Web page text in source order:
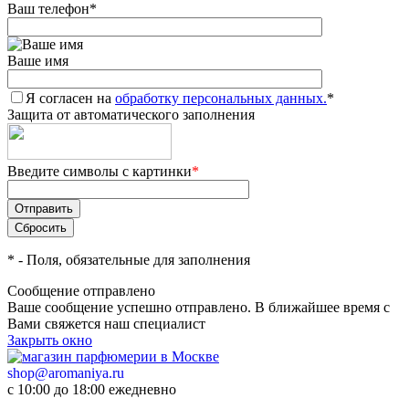
Ваш телефон*
Ваше имя
Я согласен на обработку персональных данных.*
Защита от автоматического заполнения
Введите символы с картинки*
* - Поля, обязательные для заполнения
Сообщение отправлено
Ваше сообщение успешно отправлено. В ближайшее время с
Вами свяжется наш специалист
Закрыть окно
shop@aromaniya.ru
с 10:00 до 18:00 ежедневно